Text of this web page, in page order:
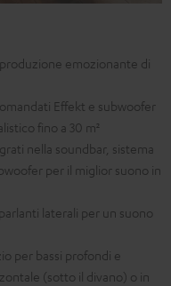
emozionante di
Effekt e subwoofer
fino a 30 m²
nella soundbar, sistema
per il miglior suono in
laterali per un suono
per bassi profondi e
(sotto il divano) o in